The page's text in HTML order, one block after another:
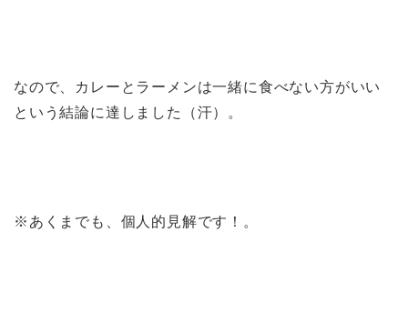
なので、カレーとラーメンは一緒に食べない方がいい
という結論に達しました（汗）。
※あくまでも、個人的見解です！。